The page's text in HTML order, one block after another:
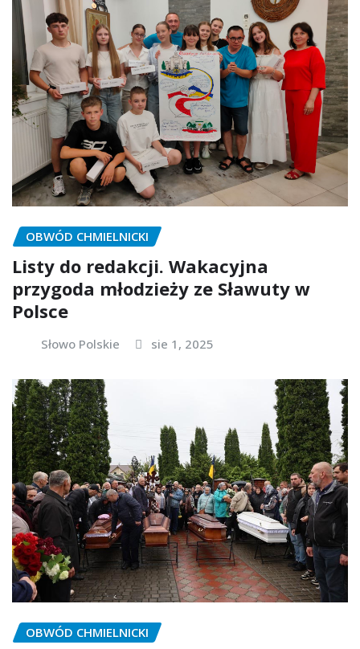
OBWÓD CHMIELNICKI
Listy do redakcji. Wakacyjna
przygoda młodzieży ze Sławuty w
Polsce
Słowo Polskie sie 1, 2025
OBWÓD CHMIELNICKI